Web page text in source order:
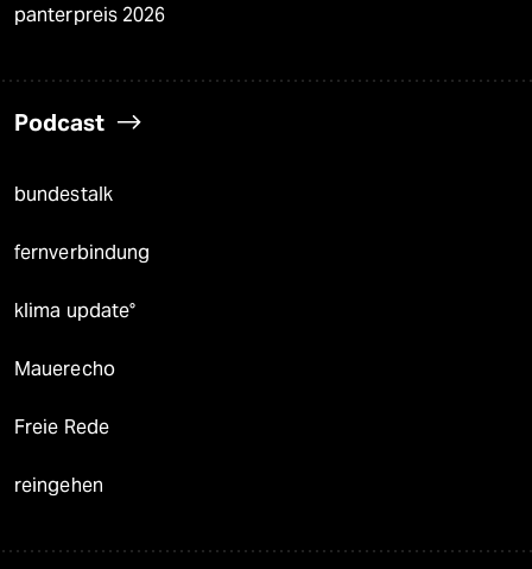
panterpreis 2026
Podcast
bundestalk
fernverbindung
klima update°
Mauerecho
Freie Rede
reingehen